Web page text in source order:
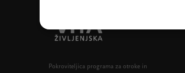
Pokroviteljica programa za otroke in